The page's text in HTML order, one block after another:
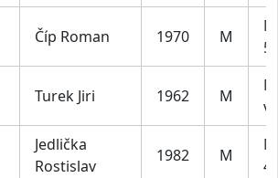
Číp Roman 1970 M
Turek Jiri 1962 M
Jedlička
Rostislav
1982 M